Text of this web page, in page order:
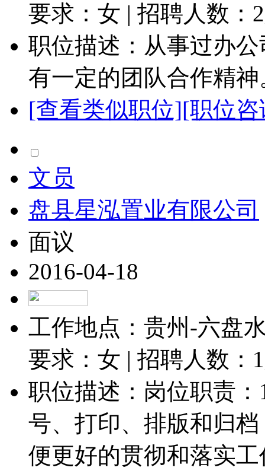
要求：女 | 招聘人数： 2
职位描述：从事过办
有一定的团队合作精神
[查看类似职位][职位
文员
盘县星泓置业有限公司
面议
2016-04-18
工作地点：贵州-六盘
要求：女 | 招聘人数： 1
职位描述：岗位职责
号、打印、排版和归
便更好的贯彻和落实